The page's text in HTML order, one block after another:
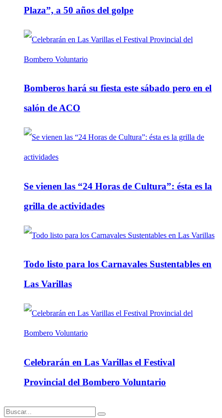
Plaza”, a 50 años del golpe
Bomberos hará su fiesta este sábado pero en el
salón de ACO
Se vienen las “24 Horas de Cultura”: ésta es la
grilla de actividades
Todo listo para los Carnavales Sustentables en
Las Varillas
Celebrarán en Las Varillas el Festival
Provincial del Bombero Voluntario